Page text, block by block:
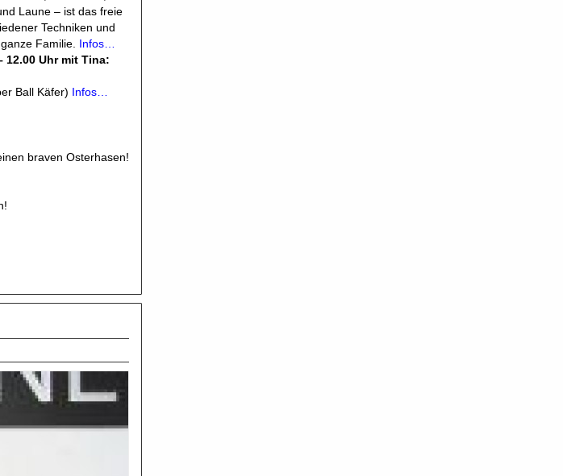
Laune – ist das freie
Techniken und
Familie. Infos…
12.00 Uhr mit Tina:
Ball Käfer) Infos…
braven Osterhasen!